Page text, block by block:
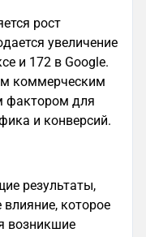
рост
увеличение
и 172 в Google.
коммерческим
фактором для
и конверсий.
результаты,
влияние, которое
возникшие